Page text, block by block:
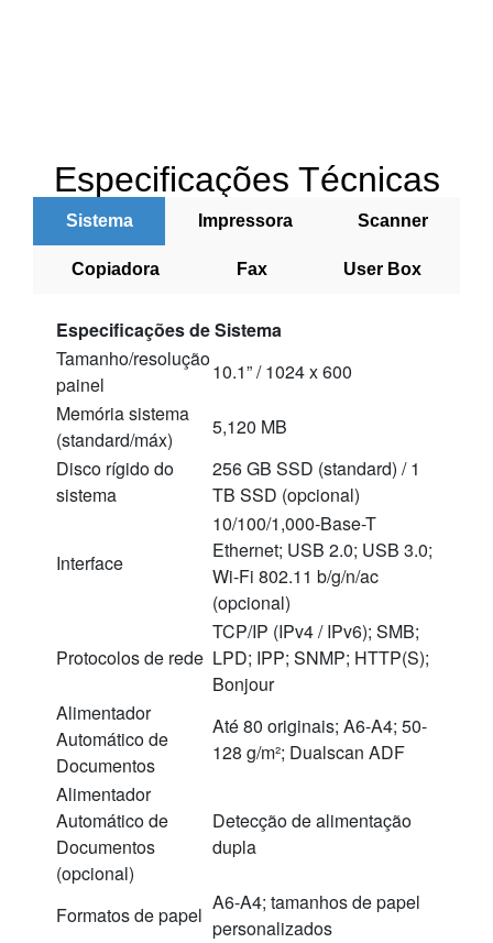
Especificações Técnicas
Sistema Impressora Scanner
Copiadora Fax User Box
Especificações de Sistema
Tamanho/resolução
painel
10.1” / 1024 x 600
Memória sistema
(standard/máx)
5,120 MB
Disco rígido do
sistema
256 GB SSD (standard) / 1
TB SSD (opcional)
Interface
10/100/1,000-Base-T
Ethernet; USB 2.0; USB 3.0;
Wi-Fi 802.11 b/g/n/ac
(opcional)
Protocolos de rede
TCP/IP (IPv4 / IPv6); SMB;
LPD; IPP; SNMP; HTTP(S);
Bonjour
Alimentador
Automático de
Documentos
Até 80 originais; A6-A4; 50-
128 g/m²; Dualscan ADF
Alimentador
Automático de
Documentos
(opcional)
Detecção de alimentação
dupla
Formatos de papel
A6-A4; tamanhos de papel
personalizados